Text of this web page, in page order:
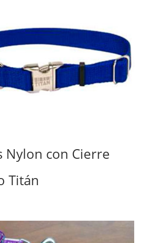
Nylon con Cierre
Titán